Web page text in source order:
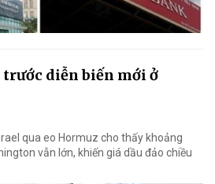
trước diễn biến mới ở
qua eo Hormuz cho thấy khoảng
vẫn lớn, khiến giá dầu đảo chiều